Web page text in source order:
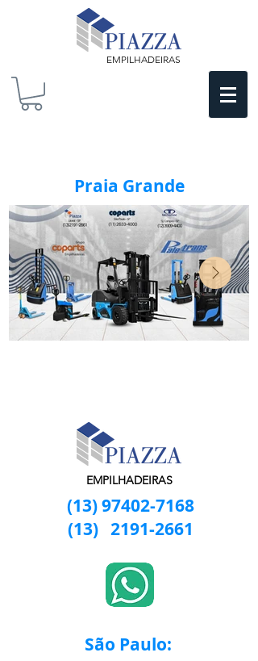
EMPILHADEIRAS
Praia Grande
EMPILHADEIRAS
(13) 97402-7168
(13) 2191-2661
São Paulo: